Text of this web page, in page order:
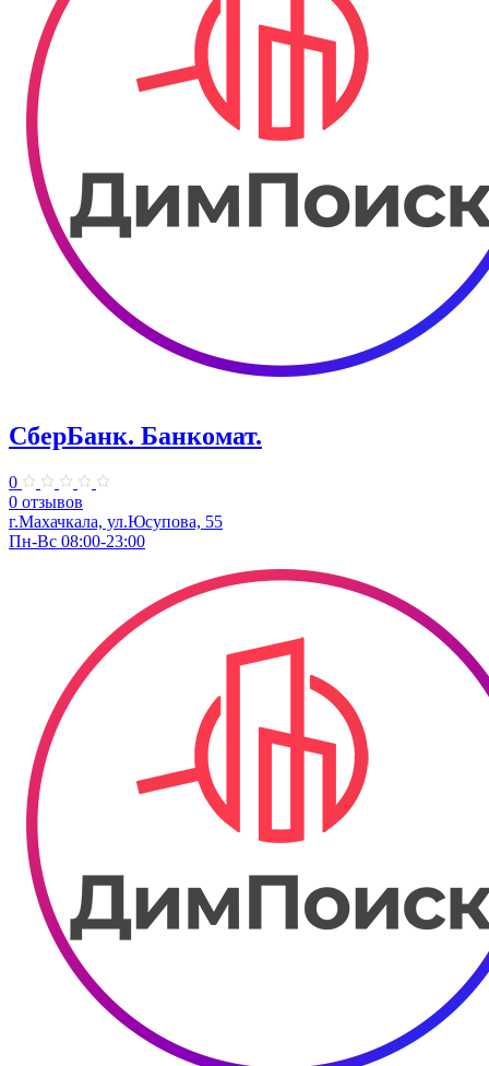
СберБанк. ​Банкомат.
0
0 отзывов
г.Махачкала, ул.Юсупова, 55
Пн-Вс 08:00-23:00